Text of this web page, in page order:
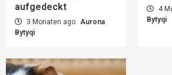
aufgedeckt
3 Monaten ago Aurona
Bytyqi
4
Bytyqi